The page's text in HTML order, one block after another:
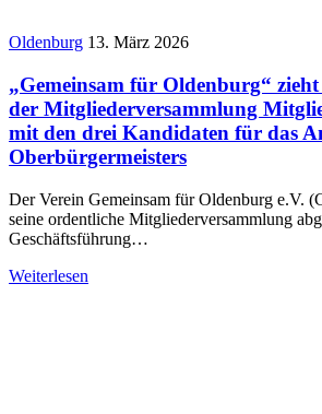
Oldenburg 13. März 2026
„Gemeinsam für Oldenburg“
der Mitgliederversammlung
mit den drei Kandidaten für das
Oberbürgermeisters
Der Verein Gemeinsam für Oldenburg e.V.
seine ordentliche Mitgliederversammlung
Geschäftsführung…
Weiterlesen